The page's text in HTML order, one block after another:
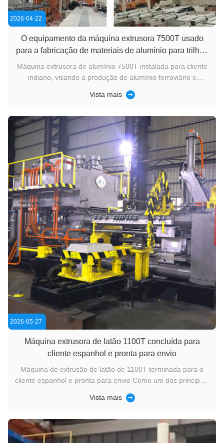
2026-04-22
O equipamento da máquina extrusora 7500T usado
para a fabricação de materiais de alumínio para trilhos
de alta velocidade
Máquina extrusora de alumínio 7500T instalada para cliente
indiano, visando a produção de alumínio ferroviário e
para cliente indiano, visando a produção de alumínio
empresa marca outro ...
Vista mais
2026-05-27
Máquina extrusora de latão 1100T concluída para
cliente espanhol e pronta para envio
Máquina de extrusão de latão de 1100T terminada para o
cliente espanhol e pronta para envio Como um dos principais
de alumínio e latão, our company has continued to expand its
Vista mais